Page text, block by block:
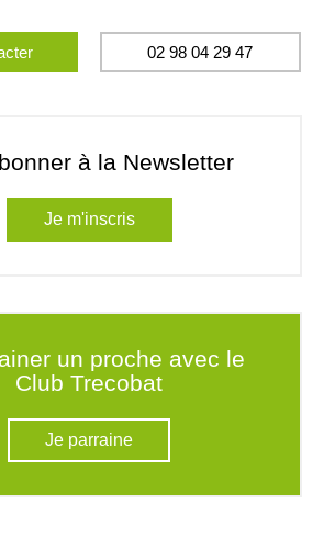
02 98 04 29 47
à la Newsletter
Je m'inscris
un proche avec le
Club Trecobat
Je parraine